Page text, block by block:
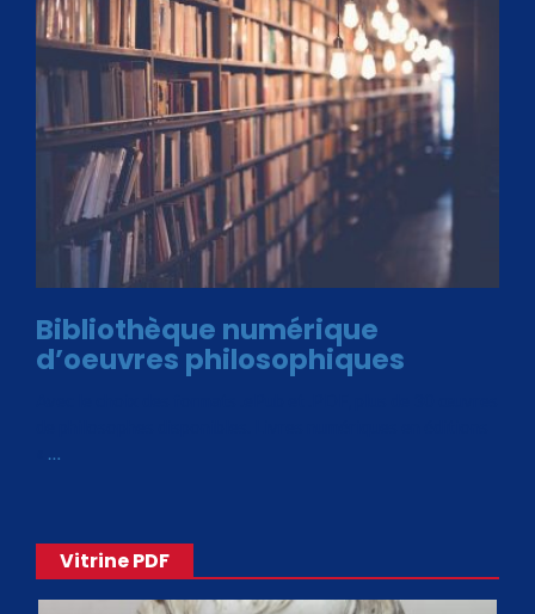
Bibliothèque numérique
d’oeuvres philosophiques
…
Vitrine PDF